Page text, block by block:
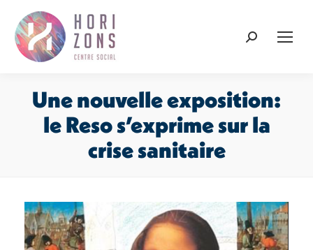
Recherche
Une nouvelle exposition:
le Reso s’exprime sur la
crise sanitaire